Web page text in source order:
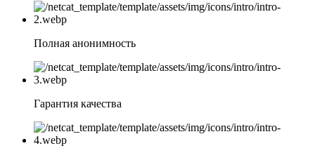
Полная анонимность
Гарантия качества